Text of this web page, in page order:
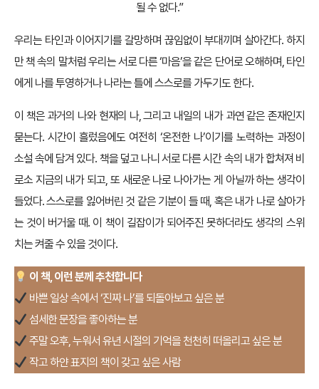
될 수 없다.”
우리는 타인과 이어지기를 갈망하며 끊임없이 부대끼며 살아간다. 하지
만 책 속의 말처럼 우리는 서로 다른 ‘마음’을 같은 단어로 오해하며, 타인
에게 나를 투영하거나 나라는 틀에 스스로를 가두기도 한다.
이 책은 과거의 나와 현재의 나, 그리고 내일의 내가 과연 같은 존재인지
묻는다. 시간이 흘렀음에도 여전히 ‘온전한 나’이기를 노력하는 과정이
소설 속에 담겨 있다. 책을 덮고 나니 서로 다른 시간 속의 내가 합쳐져 비
로소 지금의 내가 되고, 또 새로운 나로 나아가는 게 아닐까 하는 생각이
들었다. 스스로를 잃어버린 것 같은 기분이 들 때, 혹은 내가 나로 살아가
는 것이 버거울 때. 이 책이 길잡이가 되어주진 못하더라도 생각의 스위
치는 켜줄 수 있을 것이다.
이 책, 이런 분께 추천합니다
바쁜 일상 속에서 ‘진짜 나’를 되돌아보고 싶은 분
섬세한 문장을 좋아하는 분
주말 오후, 누워서 유년 시절의 기억을 천천히 떠올리고 싶은 분
작고 하얀 표지의 책이 갖고 싶은 사람